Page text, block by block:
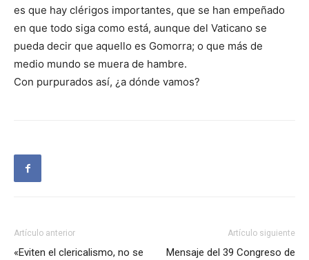
es que hay clérigos importantes, que se han empeñado
en que todo siga como está, aunque del Vaticano se
pueda decir que aquello es Gomorra; o que más de
medio mundo se muera de hambre.
Con purpurados así, ¿a dónde vamos?
Artículo anterior
«Eviten el clericalismo, no se
Artículo siguiente
Mensaje del 39 Congreso de